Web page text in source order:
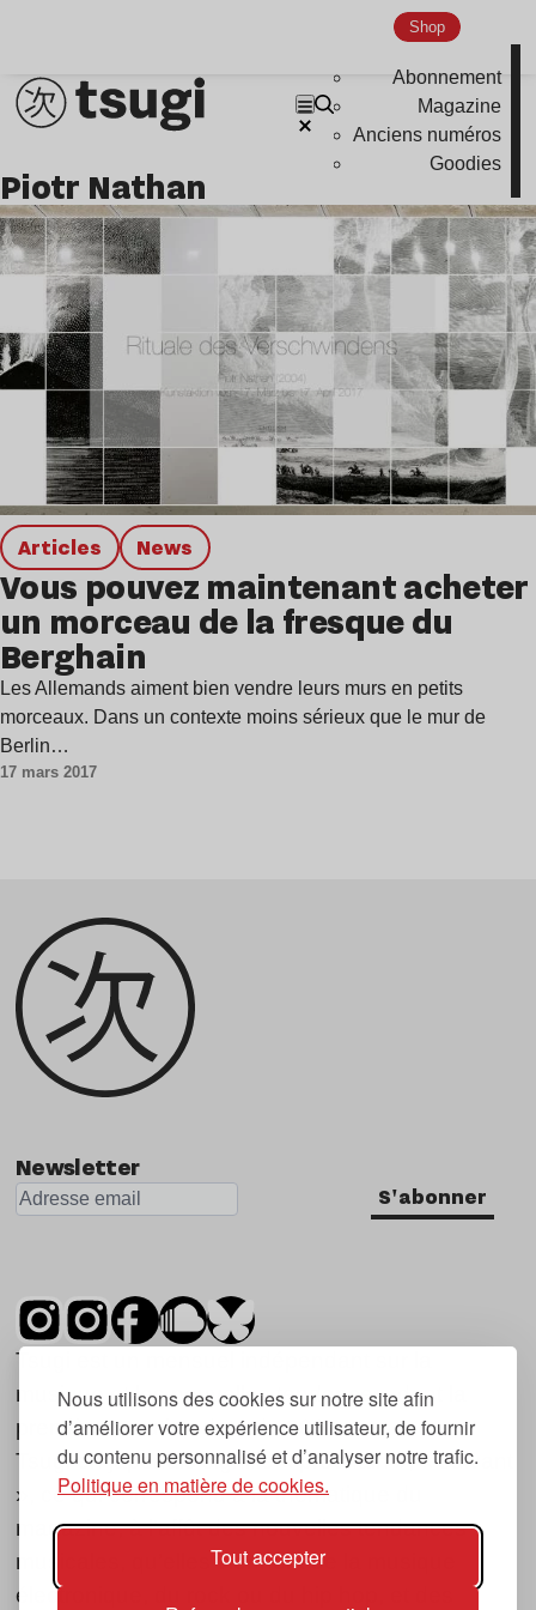
Nous utilisons des cookies sur notre site afin
d’améliorer votre expérience utilisateur, de fournir
du contenu personnalisé et d’analyser notre trafic.
Politique en matière de cookies.
Tout accepter
Shop
Abonnement
Magazine
Anciens numéros
Goodies
Piotr Nathan
Articles news
Vous pouvez maintenant acheter
un morceau de la fresque du
Berghain
Les Allemands aiment bien vendre leurs murs en petits
morceaux. Dans un contexte moins sérieux que le mur de
Berlin…
17 mars 2017
Newsletter
S'abonner
Tsugi est un mensuel indépendant sur la
musique et les nouvelles tendances, dont la
première parution date de 2007.
Tsugi en japonais signifie « prochain », « suivant
», ce qui correspond à la thématique du
magazine, à l’affût des nouvelles tendances
musicales, qu’elles viennent de la musique
électronique, du rock ou du hip hop, et des